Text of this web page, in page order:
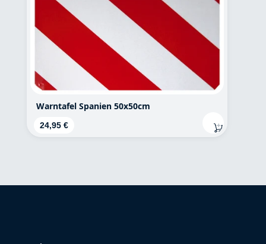
Warntafel Spanien 50x50cm
Regulärer Preis:
24,95 €